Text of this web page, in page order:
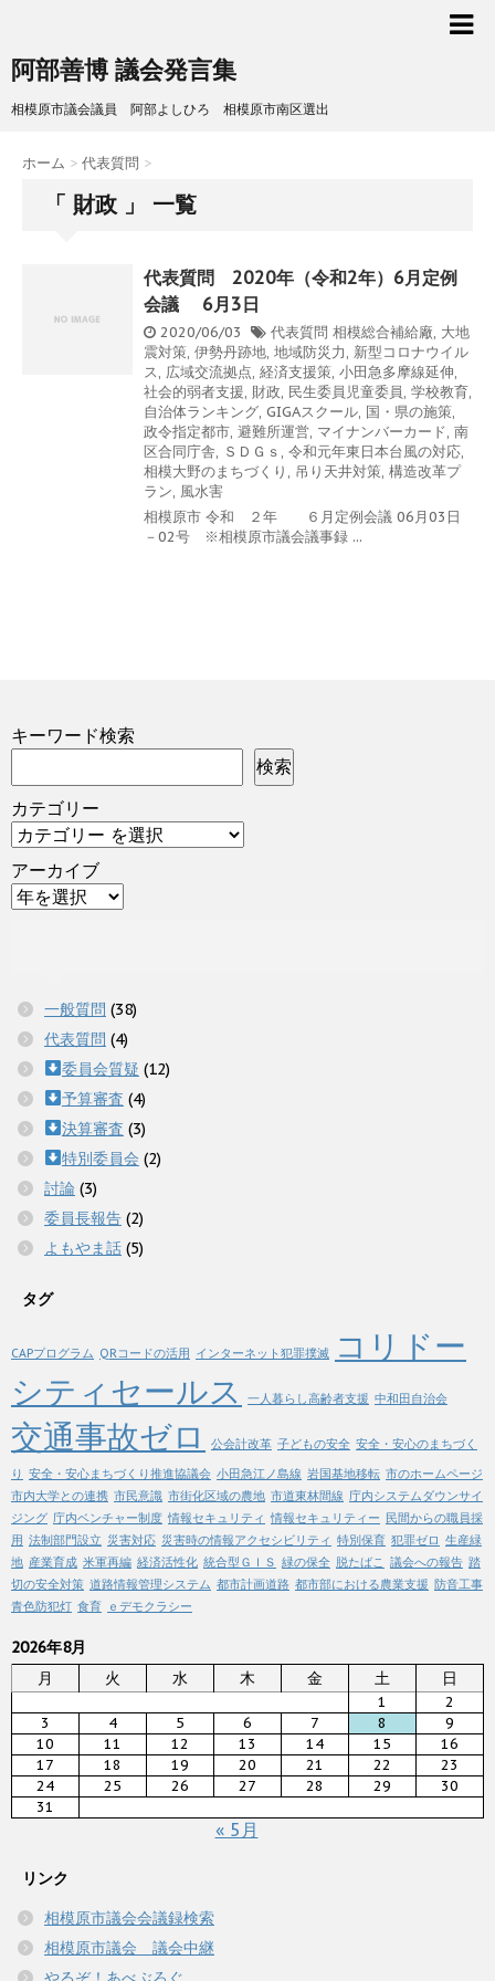
阿部善博 議会発言集
相模原市議会議員 阿部よしひろ 相模原市南区選出
ホーム > 代表質問 >
「 財政 」 一覧
代表質問 2020年（令和2年）6月定例
会議 6月3日
2020/06/03 代表質問 相模総合補給廠, 大地
震対策, 伊勢丹跡地, 地域防災力, 新型コロナウイル
ス, 広域交流拠点, 経済支援策, 小田急多摩線延伸,
社会的弱者支援, 財政, 民生委員児童委員, 学校教育,
自治体ランキング, GIGAスクール, 国・県の施策,
政令指定都市, 避難所運営, マイナンバーカード, 南
区合同庁舎, ＳＤＧｓ , 令和元年東日本台風の対応,
相模大野のまちづくり , 吊り天井対策, 構造改革プ
ラン, 風水害
相模原市 令和 ２年 ６月定例会議 06月03日
－02号 ※相模原市議会議事録 ...
キーワード検索
検索
カテゴリー
アーカイブ
一般質問 (38)
代表質問 (4)
委員会質疑 (12)
予算審査 (4)
決算審査 (3)
特別委員会 (2)
討論 (3)
委員長報告 (2)
よもやま話 (5)
タグ
CAPプログラム QRコードの活用 インターネット犯罪撲滅
コリドー
シティセールス
一人暮らし高齢者支援 中和田自治会
交通事故ゼロ 公会計改革 子どもの安全 安全・安心のまちづく
り 安全・安心まちづくり推進協議会 小田急江ノ島線 岩国基地移転 市のホームページ
市内大学との連携 市民意識 市街化区域の農地 市道東林間線 庁内システムダウンサイ
ジング 庁内ベンチャー制度 情報セキュリティ 情報セキュリティー 民間からの職員採
用 法制部門設立 災害対応 災害時の情報アクセシビリティ 特別保育 犯罪ゼロ 生産緑
地 産業育成 米軍再編 経済活性化 統合型ＧＩＳ 緑の保全 脱たばこ 議会への報告 踏
切の安全対策 道路情報管理システム 都市計画道路 都市部における農業支援 防音工事
青色防犯灯 食育 ｅデモクラシー
2026年8月
月
火 水 木 金 土 日
1
2
3
4 5 6 7 8
9
10
11 12 13 14 15
16
17
18 19 20 21 22
23
24
25 26 27 28 29
30
31
« 5月
リンク
相模原市議会会議録検索
相模原市議会 議会中継